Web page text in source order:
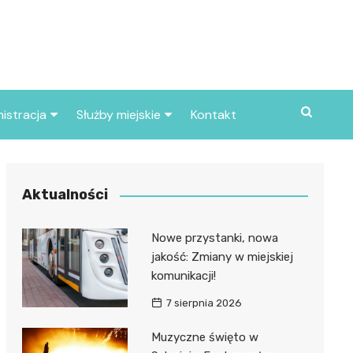
miasta
Służby miejskie
Policja
Kontakt
Aktualności
Nowe przystanki, nowa
jakość: Zmiany w miejskiej
komunikacji!
7 sierpnia 2026
Muzyczne święto w